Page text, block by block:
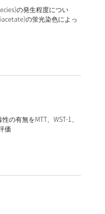
の発生程度につい
の蛍光染色によっ
の有無をMTT、WST-1、
価